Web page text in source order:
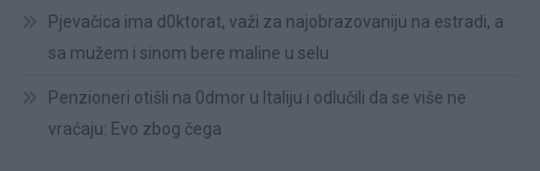
Pjevačica ima d0ktorat, važi za najobrazovaniju na estradi, a
sa mužem i sinom bere maline u selu
Penzioneri otišli na 0dmor u Italiju i odlučili da se više ne
vraćaju: Evo zbog čega